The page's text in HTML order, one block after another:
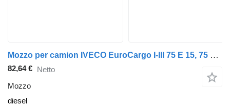
Mozzo per camion IVECO EuroCargo I-III 75 E 15, 75 E 15 P, 80 E 15
82,64 € Netto
Mozzo
diesel